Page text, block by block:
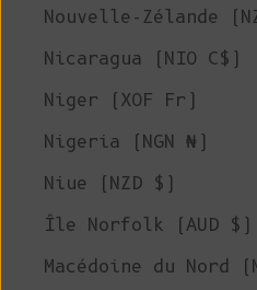
Nouvelle-Zélande
Nicaragua (NIO C$)
Niger (XOF Fr)
Nigeria (NGN ₦)
Niue (NZD $)
Île Norfolk (AUD $)
Macédoine du Nord